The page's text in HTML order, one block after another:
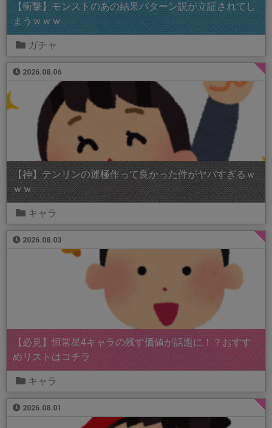
【衝撃】モンストのあの結果パターン説が立証されてし
まうｗｗｗ
ガチャ
2026.08.06
【神】テンリンの運極作って良かった件がヤバすぎるｗ
ｗｗ
キャラ
2026.08.03
【必見】恒常星4キャラの残す価値が話題に！？おすす
めリストはコチラ
キャラ
2026.08.01